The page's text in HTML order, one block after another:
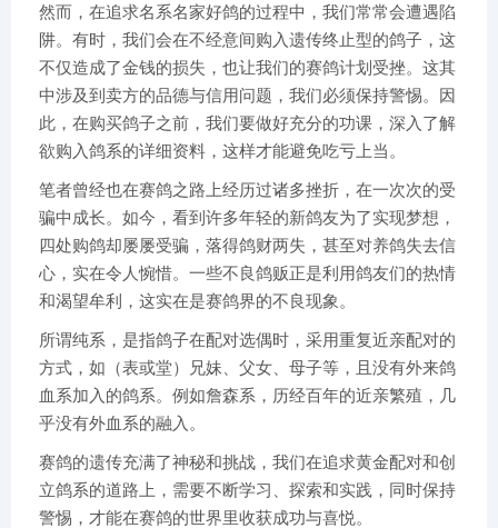
然而，在追求名系名家好鸽的过程中，我们常常会遭遇陷
阱。有时，我们会在不经意间购入遗传终止型的鸽子，这
不仅造成了金钱的损失，也让我们的赛鸽计划受挫。这其
中涉及到卖方的品德与信用问题，我们必须保持警惕。因
此，在购买鸽子之前，我们要做好充分的功课，深入了解
欲购入鸽系的详细资料，这样才能避免吃亏上当。
笔者曾经也在赛鸽之路上经历过诸多挫折，在一次次的受
骗中成长。如今，看到许多年轻的新鸽友为了实现梦想，
四处购鸽却屡屡受骗，落得鸽财两失，甚至对养鸽失去信
心，实在令人惋惜。一些不良鸽贩正是利用鸽友们的热情
和渴望牟利，这实在是赛鸽界的不良现象。
所谓纯系，是指鸽子在配对选偶时，采用重复近亲配对的
方式，如（表或堂）兄妹、父女、母子等，且没有外来鸽
血系加入的鸽系。例如詹森系，历经百年的近亲繁殖，几
乎没有外血系的融入。
赛鸽的遗传充满了神秘和挑战，我们在追求黄金配对和创
立鸽系的道路上，需要不断学习、探索和实践，同时保持
警惕，才能在赛鸽的世界里收获成功与喜悦。